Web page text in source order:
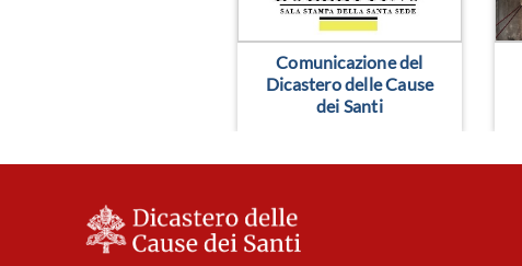
Comunicazione del
Dicastero delle Cause
dei Santi